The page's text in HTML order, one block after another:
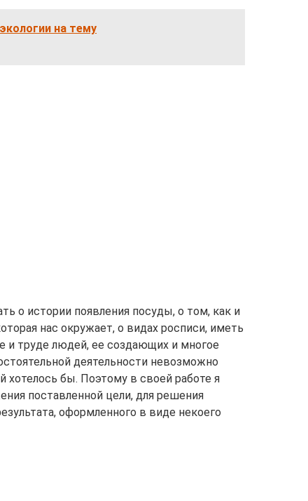
на тему
о истории появления посуды, о том, как и
нас окружает, о видах росписи, иметь
и труде людей, ее создающих и многое
деятельности невозможно
бы. Поэтому в своей работе я
поставленной цели, для решения
оформленного в виде некоего